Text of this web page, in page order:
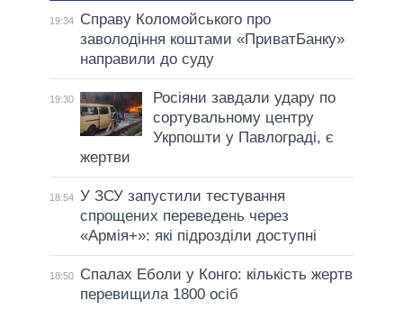
19:34
Справу Коломойського про
заволодіння коштами «ПриватБанку»
направили до суду
19:30
Росіяни завдали удару по
сортувальному центру
Укрпошти у Павлограді, є
жертви
18:54 У ЗСУ запустили тестування
спрощених переведень через
«Армія+»: які підрозділи доступні
18:50
Спалах Еболи у Конго: кількість жертв
перевищила 1800 осіб